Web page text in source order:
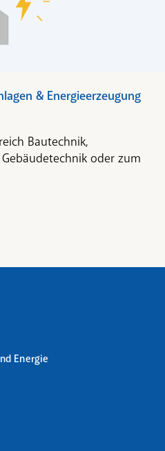
& Energieerzeugung
Bautechnik,
oder zum
Energie